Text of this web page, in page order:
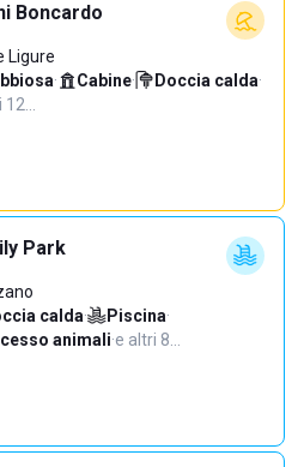
Boncardo
Ligure
· Cabine· Doccia calda·
Park
calda· Piscina·
animali·e altri 8…